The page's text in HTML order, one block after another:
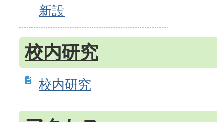
新設
校内研究
校内研究